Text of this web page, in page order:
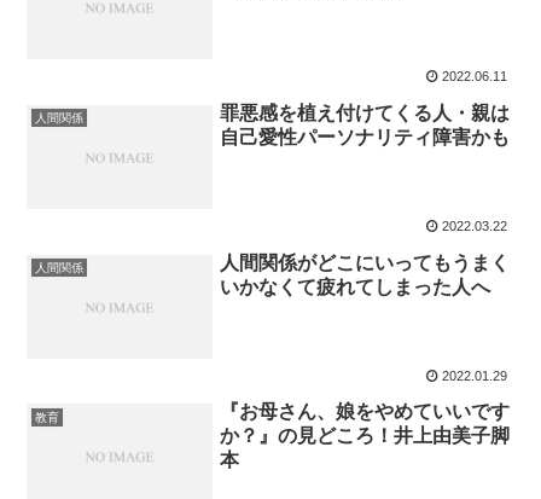
2022.06.11
人間関係
罪悪感を植え付けてくる人・親は
自己愛性パーソナリティ障害かも
2022.03.22
人間関係
人間関係がどこにいってもうまく
いかなくて疲れてしまった人へ
2022.01.29
教育
『お母さん、娘をやめていいです
か？』の見どころ！井上由美子脚
本